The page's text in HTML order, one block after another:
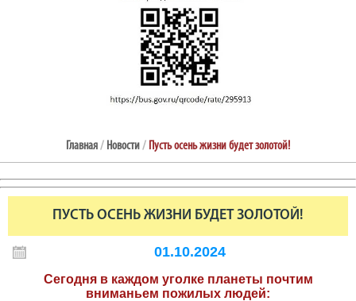
Главная/ Новости/ Пусть осень жизни будет золотой!
ПУСТЬ ОСЕНЬ ЖИЗНИ БУДЕТ ЗОЛОТОЙ!
01.10.2024
Сегодня в каждом уголке планеты почтим
вниманьем пожилых людей: